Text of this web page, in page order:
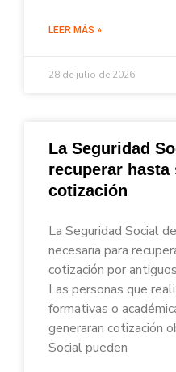
LEER MÁS »
28 de julio de 2026
La Seguridad
recuperar hasta
cotización
La Seguridad Social
necesaria para
cotización por
Las personas que
formativas o
generaran cotización
Social pueden